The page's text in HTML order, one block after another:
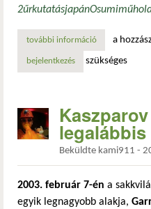
2űrkutatásjapánOsumi
további információjapán első
a
bejelentkezés szükséges
Beküldte kami911 -
2003. február 7-én a
egyik legnagyobb alakja,